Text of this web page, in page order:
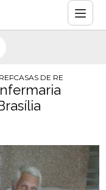
PARA IDOSO
CASAS DE REPOUSO